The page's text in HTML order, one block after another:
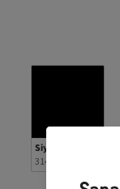
Renk
Siyah
314.62TL